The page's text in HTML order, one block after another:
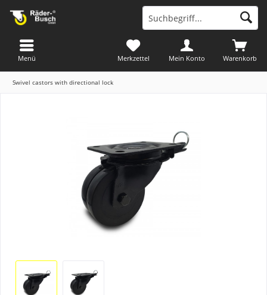
Warenkorb
Merkzettel Mein Konto
Menü
Swivel castors with directional lock